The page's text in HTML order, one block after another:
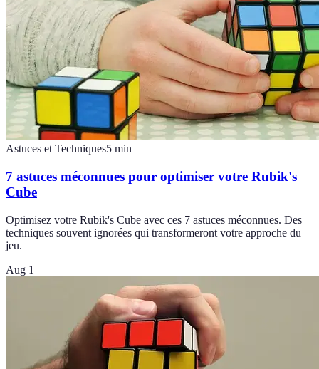
Astuces et Techniques5 min
7 astuces méconnues pour optimiser votre Rubik's
Cube
Optimisez votre Rubik's Cube avec ces 7 astuces méconnues. Des
techniques souvent ignorées qui transformeront votre approche du
jeu.
Aug 1